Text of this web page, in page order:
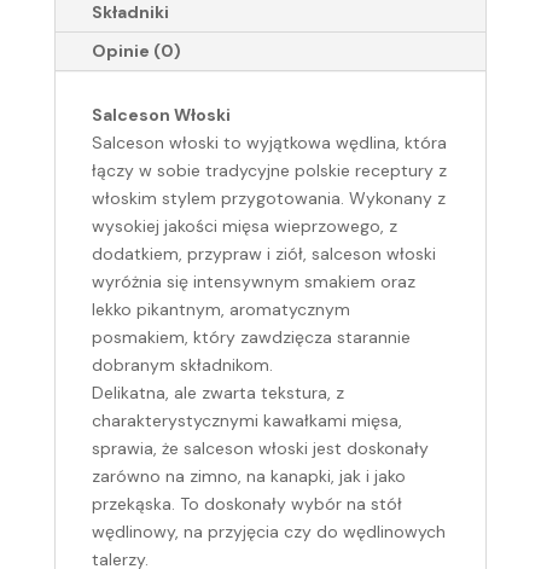
Składniki
Opinie (0)
Salceson Włoski
Salceson włoski to wyjątkowa wędlina, która
łączy w sobie tradycyjne polskie receptury z
włoskim stylem przygotowania. Wykonany z
wysokiej jakości mięsa wieprzowego, z
dodatkiem, przypraw i ziół, salceson włoski
wyróżnia się intensywnym smakiem oraz
lekko pikantnym, aromatycznym
posmakiem, który zawdzięcza starannie
dobranym składnikom.
Delikatna, ale zwarta tekstura, z
charakterystycznymi kawałkami mięsa,
sprawia, że salceson włoski jest doskonały
zarówno na zimno, na kanapki, jak i jako
przekąska. To doskonały wybór na stół
wędlinowy, na przyjęcia czy do wędlinowych
talerzy.